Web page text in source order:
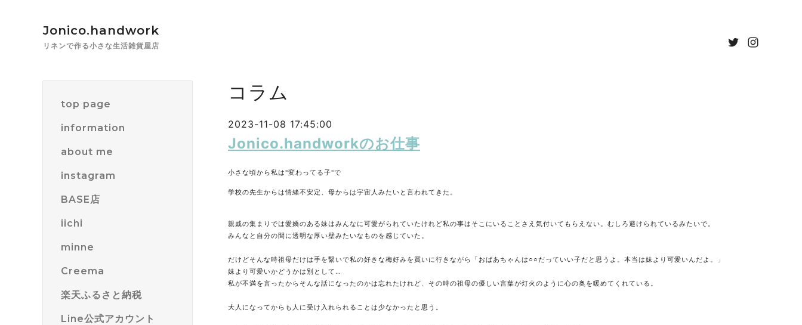
Jonico.handwork
リネンで作る小さな生活雑貨屋店
top page
information
about me
instagram
BASE店
iichi
minne
Creema
楽天ふるさと納税
Line公式アカウント
コラム
2023-11-08 17:45:00
Jonico.handworkのお仕事
小さな頃から私は"変わってる子"で
学校の先生からは情緒不安定、母からは宇宙人みたいと言われてきた。
親戚の集まりでは愛嬌のある妹はみんなに可愛がられていたけれど私の事はそこにいることさえ気付いてもらえない。むしろ避けられているみたいで。
みんなと自分の間に透明な厚い壁みたいなものを感じていた。
だけどそんな時祖母だけは手を繋いで私の好きな梅好みを買いに行きながら「おばあちゃんは ○○だっていい子だと思うよ。本当は妹より可愛いんだよ。」
妹より可愛いかどうかは別として…
私が不満を言ったからそんな話になったのかは忘れたけれど、その時の祖母の優しい言葉が灯火のように心の奥を暖めてくれている。
大人になってからも人に受け入れられることは少なかったと思う。